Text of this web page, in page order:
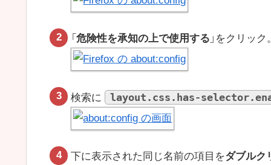
「危険性を承知の上で使用する 」をクリック
検索に layout.css.has-
下に表示された同じ名前の項目をダブルク